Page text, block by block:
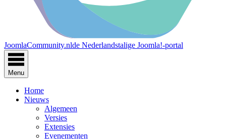
JoomlaCommunity.nlde Nederlandstalige Joomla!-portal
Menu
Home
Nieuws
Algemeen
Versies
Extensies
Evenementen